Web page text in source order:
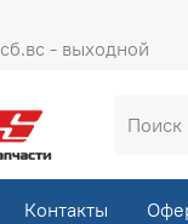
- выходной
Контакты